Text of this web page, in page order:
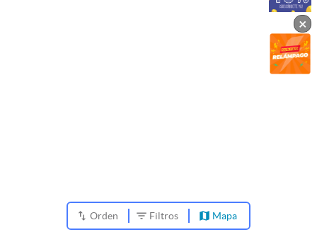
Orden Filtros Mapa
×